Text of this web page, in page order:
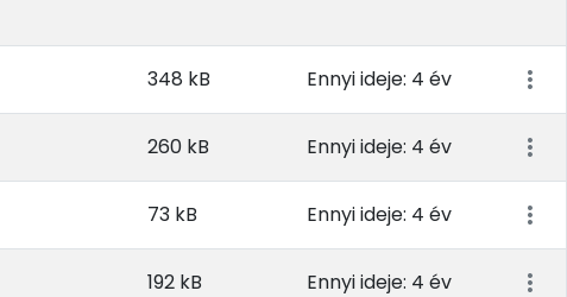
348 kB Ennyi ideje: 4 év
260 kB Ennyi ideje: 4 év
73 kB Ennyi ideje: 4 év
192 kB Ennyi ideje: 4 év